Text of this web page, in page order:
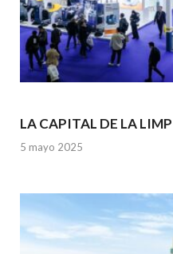
LA CAPITAL DE LA
5 mayo 2025